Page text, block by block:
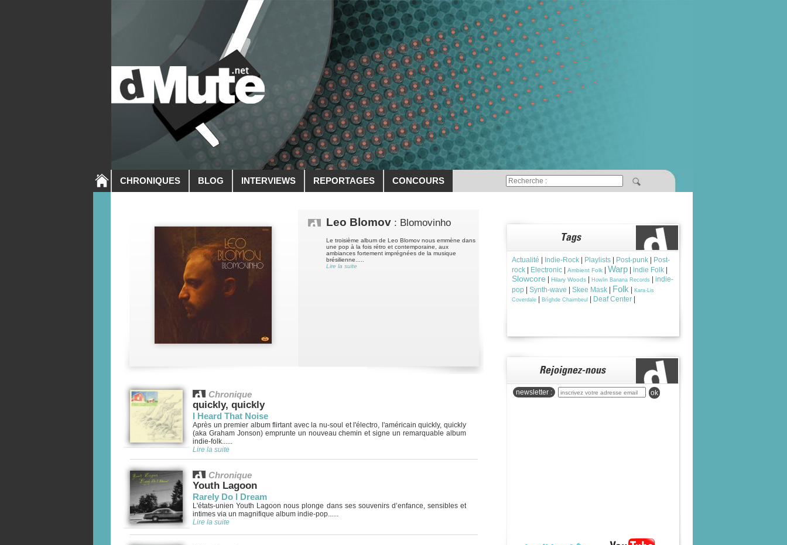
CHRONIQUES BLOG INTERVIEWS REPORTAGES CONCOURS
Leo Blomov : Blomovinho
Le troisième album de Leo Blomov nous emmène dans
une pop à la fois rétro et contemporaine, aux
ambiances fortement imprégnées de la musique
brésilienne.....
Lire la suite
Chronique
quickly, quickly
I Heard That Noise
Après un premier album flirtant avec la nu-soul et l'électro, l'américain quickly, quickly
(aka Graham Jonson) emprunte un nouveau chemin et signe un remarquable album
indie-folk......
Lire la suite
Chronique
Youth Lagoon
Rarely Do I Dream
L'états-unien Youth Lagoon nous plonge dans ses souvenirs d’enfance, sensibles et
intimes via un magnifique album indie-pop......
Lire la suite
Actualité Indie-Rock Playlists Post-punk
Post-
rock
Electronic Ambient Folk Warp indie Folk
Slowcore Hilary Woods Howlin Banana Records
indie-
pop
Synth-wave Skee Mask Folk
Kara-Lis
Coverdale
Brìghde Chaimbeul Deaf Center
newsletter : ok